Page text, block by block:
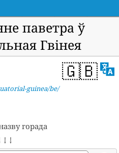
паветра ў
Гвінея
🇬🇧
guinea/be/
горада
↓ ↓